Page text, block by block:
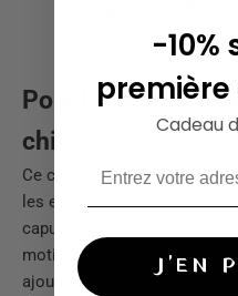
Poncho de pluie
chiens
Ce charmantponcho de
les enfants, est orné de
capuche offre une
motifs canins apportent une
ajoutant une dose de
-10%
Cadeau
J'EN